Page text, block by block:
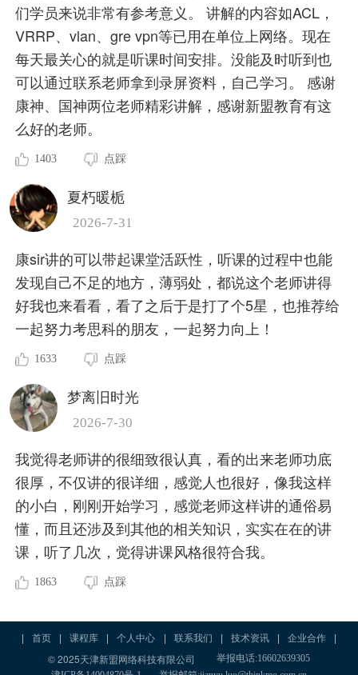
们学员来说非常有参考意义。 讲解的内容如ACL，
VRRP、vlan、gre vpn等已用在单位上网络。现在
每天最关心的就是听课时间安排。没能及时听到也
可以通过联系老师拿到录屏资料，自己学习。 感谢
康神、国神两位老师精彩讲解，感谢新盟教育有这
么好的老师。
1403 点踩
夏朽暖栀
2026-7-31
康sir讲的可以带起课堂活跃性，听课的过程中也能
发现自己不足的地方，薄弱处，都说这个老师讲得
好我也来看看，看了之后于是打了个5星，也推荐给
一起努力考思科的朋友，一起努力向上！
1633 点踩
梦离旧时光
2026-7-30
我觉得老师讲的很细致很认真，看的出来老师功底
很厚，不仅讲的很详细，感觉人也很好，像我这样
的小白，刚刚开始学习，感觉老师这样讲的通俗易
懂，而且还涉及到其他的相关知识，实实在在的讲
课，听了几次，觉得讲课风格很符合我。
1863 点踩
| 首页 | 课程库 | 个人中心 | 联系我们 | 技术资讯 | 企业合作
|
© 2025天津新盟网络科技有限公司
举报电话:16602639305